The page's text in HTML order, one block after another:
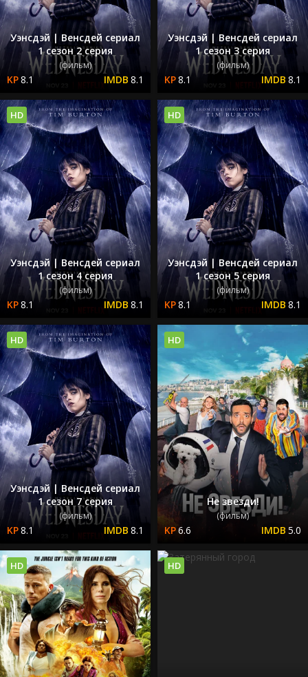
Уэнсдэй | Венсдей сериал
1 сезон 2 серия
(фильм)
8.1 8.1
Уэнсдэй | Венсдей сериал
1 сезон 3 серия
(фильм)
8.1 8.1
Уэнсдэй | Венсдей сериал
1 сезон 4 серия
(фильм)
8.1 8.1
HD
Уэнсдэй | Венсдей сериал
1 сезон 5 серия
(фильм)
8.1 8.1
HD
Уэнсдэй | Венсдей сериал
1 сезон 7 серия
(фильм)
8.1 8.1
HD
Не звезди!
(фильм)
6.6 5.0
HD
HD HD